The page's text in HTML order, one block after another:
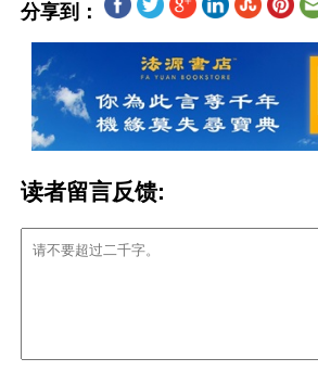
分享到：
读者留言反馈: